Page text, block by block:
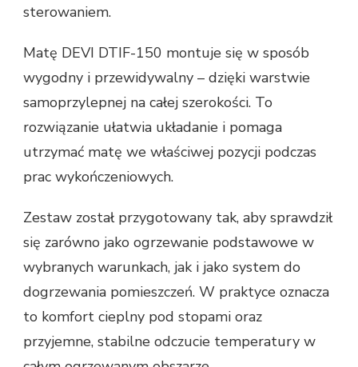
sterowaniem.
Matę DEVI DTIF-150 montuje się w sposób
wygodny i przewidywalny – dzięki warstwie
samoprzylepnej na całej szerokości. To
rozwiązanie ułatwia układanie i pomaga
utrzymać matę we właściwej pozycji podczas
prac wykończeniowych.
Zestaw został przygotowany tak, aby sprawdził
się zarówno jako ogrzewanie podstawowe w
wybranych warunkach, jak i jako system do
dogrzewania pomieszczeń. W praktyce oznacza
to komfort cieplny pod stopami oraz
przyjemne, stabilne odczucie temperatury w